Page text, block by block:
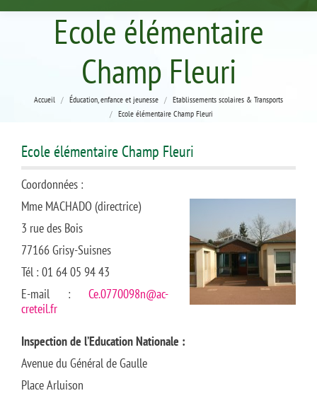
Ecole élémentaire
Champ Fleuri
Vous êtes ici :
Accueil Éducation, enfance et jeunesse
Etablissements scolaires & Transports
Ecole élémentaire Champ Fleuri
Ecole élémentaire Champ Fleuri
Coordonnées :
Mme MACHADO (directrice)
3 rue des Bois
77166 Grisy-Suisnes
Tél : 01 64 05 94 43
E-mail : Ce.0770098n@ac-
creteil.fr
Inspection de l’Education Nationale :
Avenue du Général de Gaulle
Place Arluison